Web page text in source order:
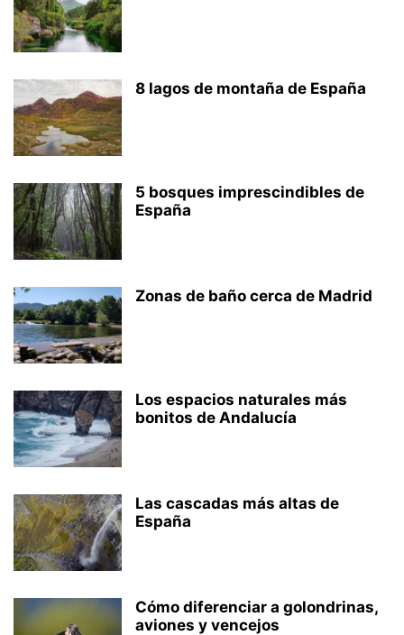
8 lagos de montaña de España
5 bosques imprescindibles de
España
Zonas de baño cerca de Madrid
Los espacios naturales más
bonitos de Andalucía
Las cascadas más altas de
España
Cómo diferenciar a golondrinas,
aviones y vencejos